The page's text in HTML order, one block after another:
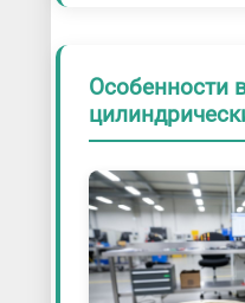
Особенности